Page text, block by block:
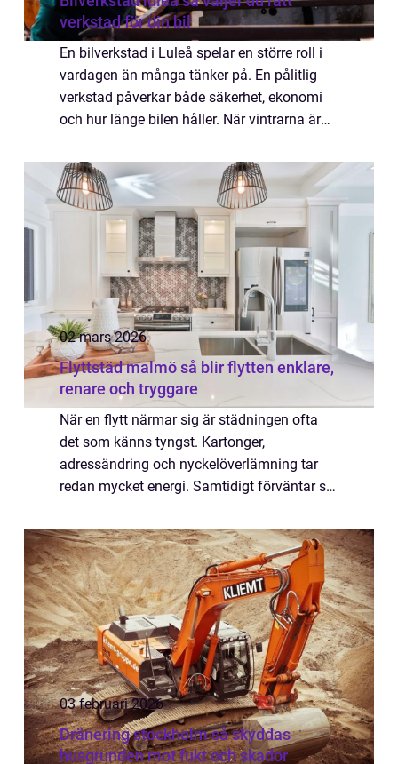
verkstad för din bil
En bilverkstad i Luleå spelar en större roll i
vardagen än många tänker på. En pålitlig
verkstad påverkar både säkerhet, ekonomi
och hur länge bilen håller. När vintrarna är
grus och många är beroende av bile...
02 mars 2026
Flyttstäd malmö så blir flytten enklare,
renare och tryggare
När en flytt närmar sig är städningen ofta
det som känns tyngst. Kartonger,
adressändring och nyckelöverlämning tar
redan mycket energi. Samtidigt förväntar sig
är noggrant städad, in i minsta skrymsle. Allt
...
03 februari 2026
Dränering stockholm så skyddas
husgrunden mot fukt och skador